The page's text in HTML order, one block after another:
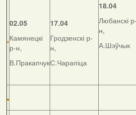
02.05
Камянецкі
р-н,
В.Пракапчук
17.04
Гродзенскі р-
н,
С.Чарапіца
18.04
Любанскі р-
н,
А.Шэўчык